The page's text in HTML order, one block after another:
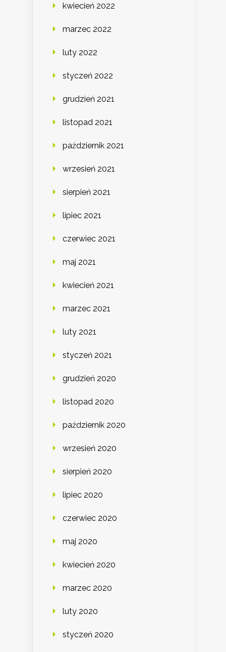
kwiecień 2022
marzec 2022
luty 2022
styczeń 2022
grudzień 2021
listopad 2021
październik 2021
wrzesień 2021
sierpień 2021
lipiec 2021
czerwiec 2021
maj 2021
kwiecień 2021
marzec 2021
luty 2021
styczeń 2021
grudzień 2020
listopad 2020
październik 2020
wrzesień 2020
sierpień 2020
lipiec 2020
czerwiec 2020
maj 2020
kwiecień 2020
marzec 2020
luty 2020
styczeń 2020